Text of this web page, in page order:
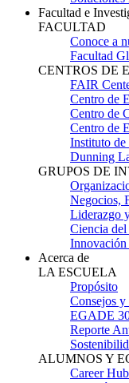
Facultad e
FACULTAD
Conoce a
Facultad
CENTROS DE
FAIR
Centro de
Centro de
Centro de
Instituto de
Dunning
GRUPOS DE
Negocios,
Liderazgo
Ciencia
Acerca de
LA ESCUELA
Propósito
Consejos
EGADE
Reporte
ALUMNOS Y
Career Hub